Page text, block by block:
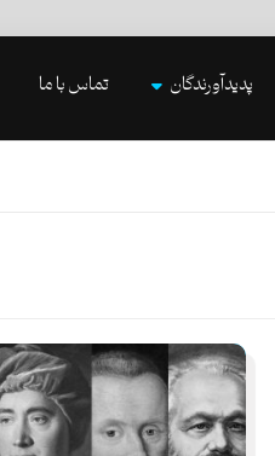
پدیدآورندگان تماس با ما